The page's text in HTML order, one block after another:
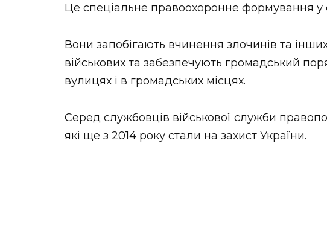
Це спеціальне правоохоронне формування у
Вони запобігають вчинення злочинів та
військових та забезпечують громадський
вулицях і в громадських місцях.
Серед службовців військової служби
які ще з 2014 року стали на захист України.